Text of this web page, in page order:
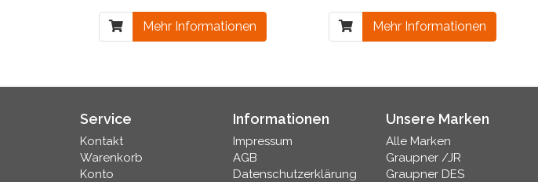
Mehr Informationen Mehr Informationen
Service
Kontakt
Warenkorb
Konto
Informationen
Impressum
AGB
Datenschutzerklärung
Unsere Marken
Alle Marken
Graupner /JR
Graupner DES